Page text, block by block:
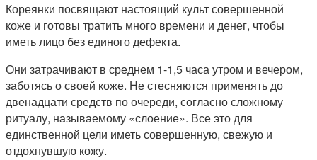
Кореянки посвящают настоящий культ совершенной
коже и готовы тратить много времени и денег, чтобы
иметь лицо без единого дефекта.
Они затрачивают в среднем 1-1,5 часа утром и вечером,
заботясь о своей коже. Не стесняются применять до
двенадцати средств по очереди, согласно сложному
ритуалу, называемому «слоение». Все это для
единственной цели иметь совершенную, свежую и
отдохнувшую кожу.